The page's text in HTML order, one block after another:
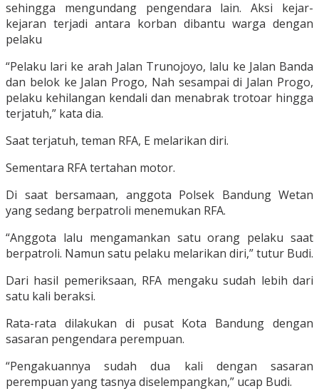
sehingga mengundang pengendara lain. Aksi kejar-
kejaran terjadi antara korban dibantu warga dengan
pelaku
“Pelaku lari ke arah Jalan Trunojoyo, lalu ke Jalan Banda
dan belok ke Jalan Progo, Nah sesampai di Jalan Progo,
pelaku kehilangan kendali dan menabrak trotoar hingga
terjatuh,” kata dia.
Saat terjatuh, teman RFA, E melarikan diri.
Sementara RFA tertahan motor.
Di saat bersamaan, anggota Polsek Bandung Wetan
yang sedang berpatroli menemukan RFA.
“Anggota lalu mengamankan satu orang pelaku saat
berpatroli. Namun satu pelaku melarikan diri,” tutur Budi.
Dari hasil pemeriksaan, RFA mengaku sudah lebih dari
satu kali beraksi.
Rata-rata dilakukan di pusat Kota Bandung dengan
sasaran pengendara perempuan.
“Pengakuannya sudah dua kali dengan sasaran
perempuan yang tasnya diselempangkan,” ucap Budi.